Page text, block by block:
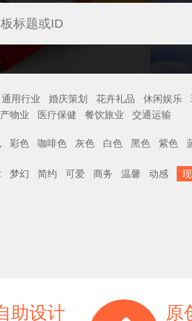
通用行业 婚庆策划 花卉礼品 休闲娱乐
物业 医疗保健 餐饮旅业 交通运输
彩色 咖啡色 灰色 白色 黑色 紫色
梦幻 简约 可爱 商务 温馨 动感
助设计 原